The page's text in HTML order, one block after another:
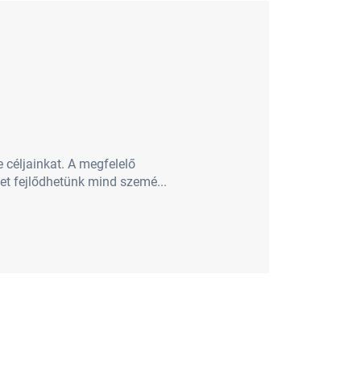
céljainkat. A megfelelő
fejlődhetünk mind szemé...